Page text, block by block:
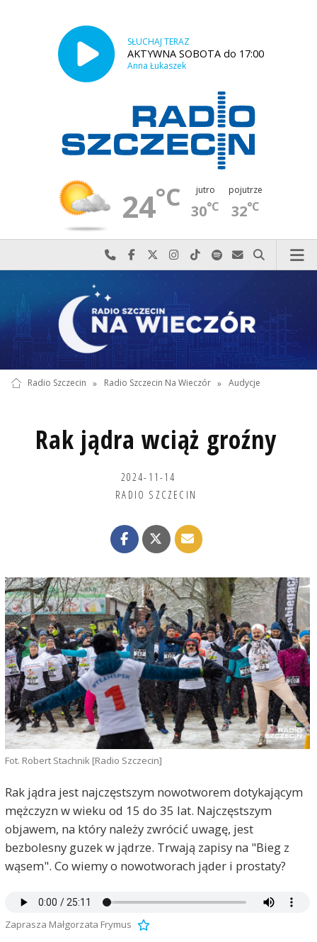
SŁUCHAJ TERAZ
AKTYWNA SOBOTA do 17:00
Anna Łukaszek
24°C jutro
30°C
pojutrze
32°C
Najlepiej po prostu do nas zadzwoń
Odwiedź nas na Facebook-u
Odwiedź nas na X
Odwiedź nas na Instagram-ie
Odwiedź nas na TikTok-u
Szukaj nas na Spotify
Wyślij do nas
Szukaj
Radio Szczecin » Radio Szczecin Na Wieczór » Audycje
Rak jądra wciąż groźny
2024-11-14
RADIO SZCZECIN
Fot. Robert Stachnik [Radio Szczecin]
Rak jądra jest najczęstszym nowotworem dotykającym
mężczyzn w wieku od 15 do 35 lat. Najczęstszym
objawem, na który należy zwrócić uwagę, jest
bezbolesny guzek w jądrze. Trwają zapisy na "Bieg z
wąsem". Co wiemy o nowotworach jąder i prostaty?
Zaprasza Małgorzata Frymus